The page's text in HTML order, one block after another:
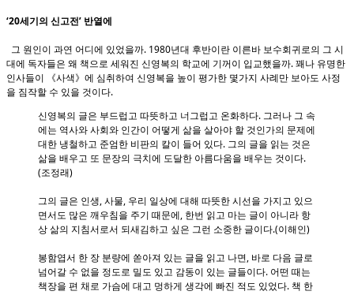
‘20세기의 신고전’ 반열에
그 원인이 과연 어디에 있었을까. 1980년대 후반이란 이른바 보수회귀로의 그 시
대에 독자들은 왜 책으로 세워진 신영복의 학교에 기꺼이 입교했을까. 꽤나 유명한
인사들이 《사색》에 심취하여 신영복을 높이 평가한 몇가지 사례만 보아도 사정
을 짐작할 수 있을 것이다.
신영복의 글은 부드럽고 따뜻하고 너그럽고 온화하다. 그러나 그 속
에는 역사와 사회와 인간이 어떻게 삶을 살아야 할 것인가의 문제에
대한 냉철하고 준엄한 비판의 칼이 들어 있다. 그의 글을 읽는 것은
삶을 배우고 또 문장의 극치에 도달한 아름다움을 배우는 것이다.
(조정래)
그의 글은 인생, 사물, 우리 일상에 대해 따뜻한 시선을 가지고 있으
면서도 많은 깨우침을 주기 때문에, 한번 읽고 마는 글이 아니라 항
상 삶의 지침서로서 되새김하고 싶은 그런 소중한 글이다.(이해인)
봉함엽서 한 장 분량에 쏟아져 있는 글을 읽고 나면, 바로 다음 글로
넘어갈 수 없을 정도로 밀도 있고 감동이 있는 글들이다. 어떤 때는
책장을 편 채로 가슴에 대고 멍하게 생각에 빠진 적도 있었다. 책 한